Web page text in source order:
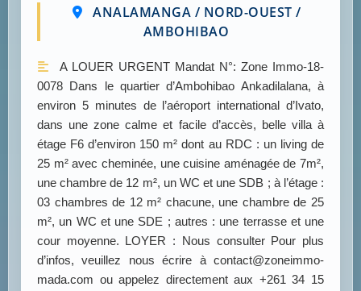
ANALAMANGA / NORD-OUEST /
AMBOHIBAO
A LOUER URGENT Mandat N°: Zone Immo-18-
0078 Dans le quartier d’Ambohibao Ankadilalana, à
environ 5 minutes de l’aéroport international d’Ivato,
dans une zone calme et facile d’accès, belle villa à
étage F6 d’environ 150 m² dont au RDC : un living de
25 m² avec cheminée, une cuisine aménagée de 7m²,
une chambre de 12 m², un WC et une SDB ; à l’étage :
03 chambres de 12 m² chacune, une chambre de 25
m², un WC et une SDE ; autres : une terrasse et une
cour moyenne. LOYER : Nous consulter Pour plus
d’infos, veuillez nous écrire à contact@zoneimmo-
mada.com ou appelez directement aux +261 34 15